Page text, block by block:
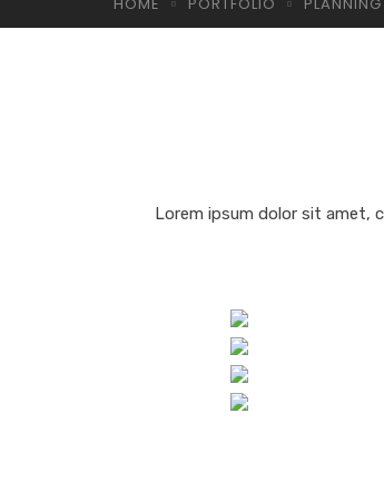
Lorem ipsum dolor sit amet,